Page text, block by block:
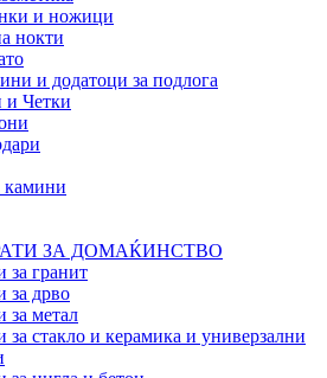
и ножици
нокти
и додатоци за подлога
Четки
камини
ЗА ДОМАЌИНСТВО
за гранит
за дрво
за метал
за стакло и керамика и универзални